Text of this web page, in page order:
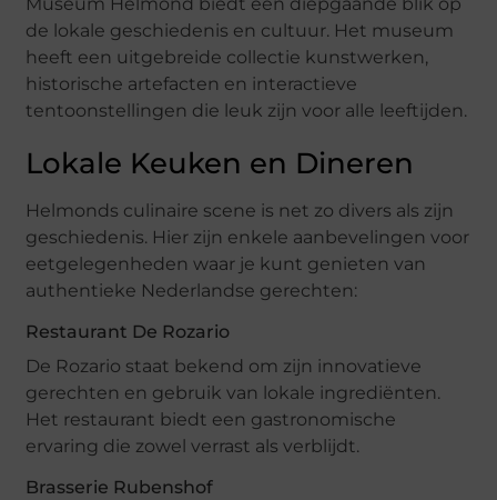
Museum Helmond biedt een diepgaande blik op
de lokale geschiedenis en cultuur. Het museum
heeft een uitgebreide collectie kunstwerken,
historische artefacten en interactieve
tentoonstellingen die leuk zijn voor alle leeftijden.
Lokale Keuken en Dineren
Helmonds culinaire scene is net zo divers als zijn
geschiedenis. Hier zijn enkele aanbevelingen voor
eetgelegenheden waar je kunt genieten van
authentieke Nederlandse gerechten:
Restaurant De Rozario
De Rozario staat bekend om zijn innovatieve
gerechten en gebruik van lokale ingrediënten.
Het restaurant biedt een gastronomische
ervaring die zowel verrast als verblijdt.
Brasserie Rubenshof